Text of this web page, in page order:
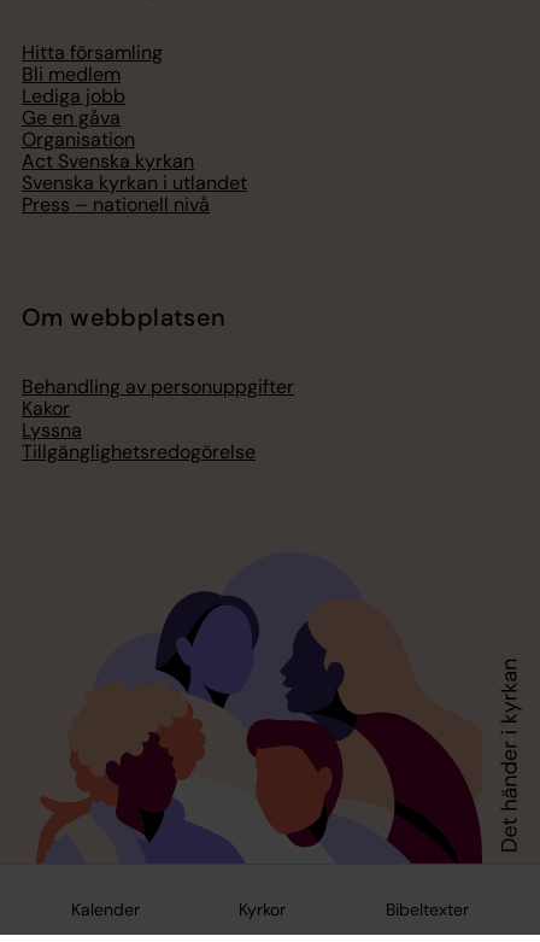
Kalender Kyrkor Bibeltexter
Hitta församling
Bli medlem
Lediga jobb
Ge en gåva
Organisation
Act Svenska kyrkan
Svenska kyrkan i utlandet
Press – nationell nivå
Om webbplatsen
Behandling av personuppgifter
Kakor
Lyssna
Tillgänglighetsredogörelse